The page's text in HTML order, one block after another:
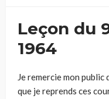
Leçon du
1964
Je remercie mon
que je reprends ces